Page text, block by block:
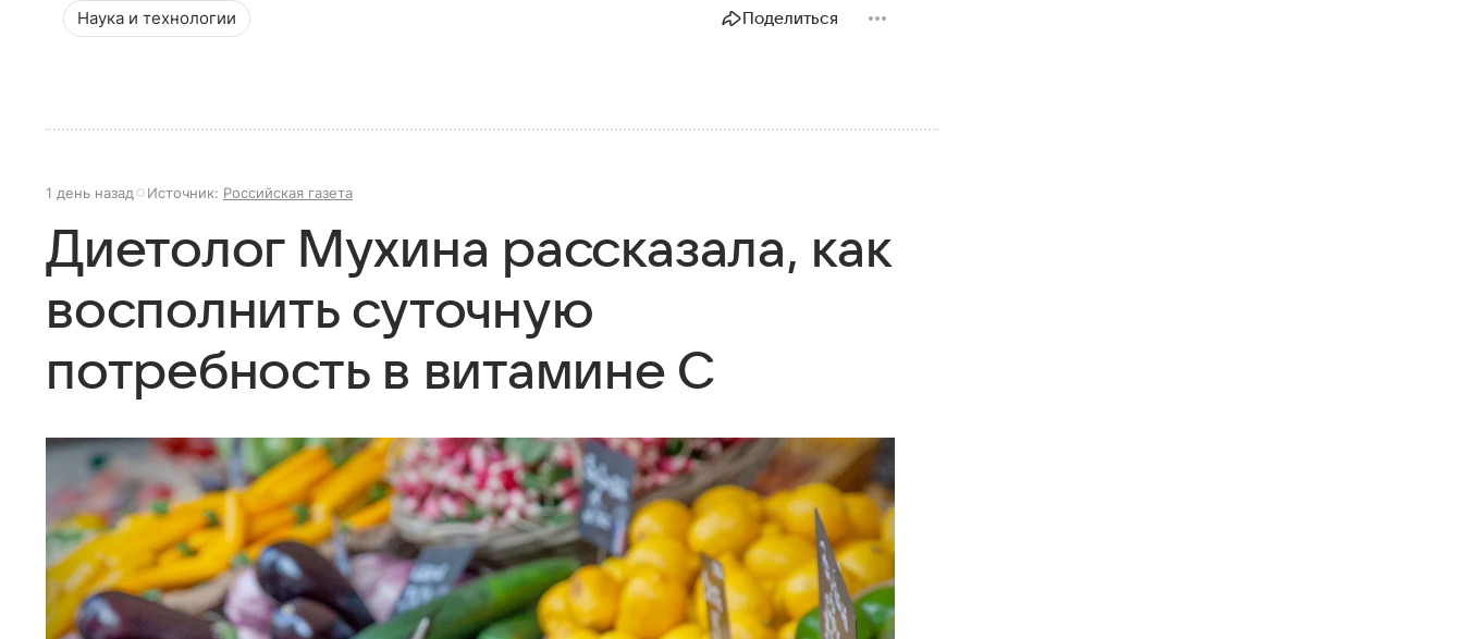
Наука и технологии Поделиться
1 день назад Источник: Российская газета
Диетолог Мухина рассказала, как
восполнить суточную
потребность в витамине C